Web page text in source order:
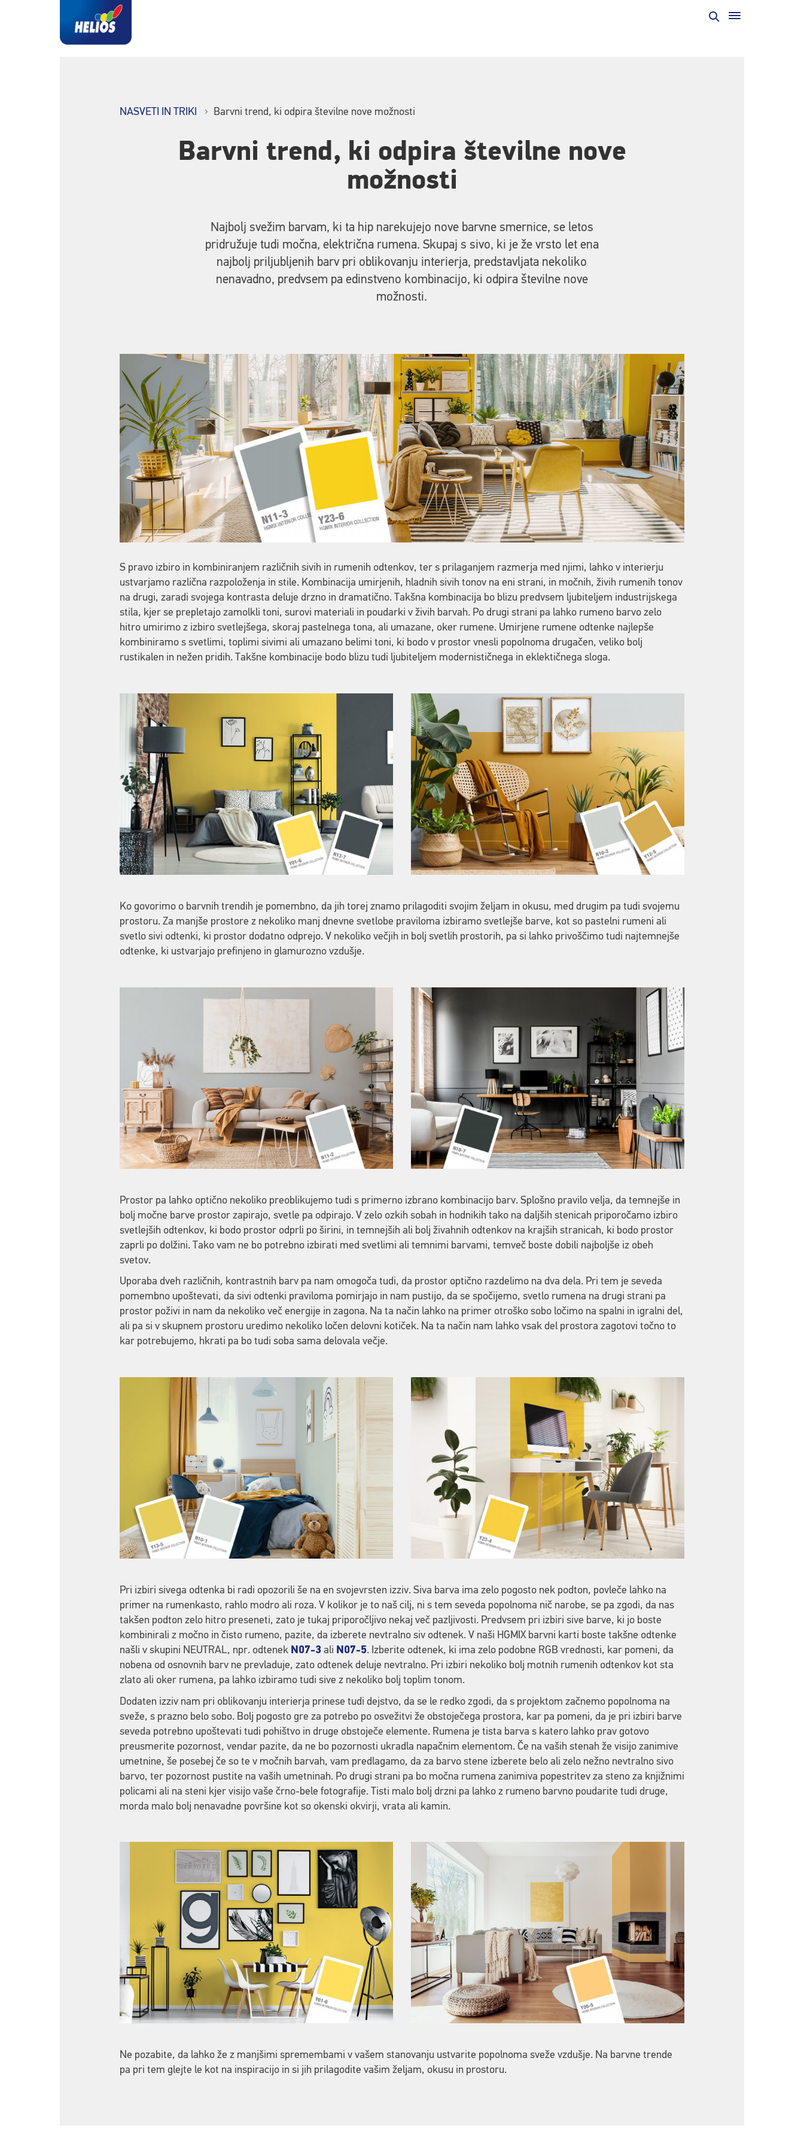
NASVETI IN TRIKI Barvni trend, ki odpira številne nove možnosti
Barvni trend, ki odpira številne nove
možnosti
Najbolj svežim barvam, ki ta hip narekujejo nove barvne smernice, se letos
pridružuje tudi močna, električna rumena. Skupaj s sivo, ki je že vrsto let ena
najbolj priljubljenih barv pri oblikovanju interierja, predstavljata nekoliko
nenavadno, predvsem pa edinstveno kombinacijo, ki odpira številne nove
možnosti.
S pravo izbiro in kombiniranjem različnih sivih in rumenih odtenkov, ter s prilaganjem razmerja med njimi, lahko v interierju
ustvarjamo različna razpoloženja in stile. Kombinacija umirjenih, hladnih sivih tonov na eni strani, in močnih, živih rumenih tonov
na drugi, zaradi svojega kontrasta deluje drzno in dramatično. Takšna kombinacija bo blizu predvsem ljubiteljem industrijskega
stila, kjer se prepletajo zamolkli toni, surovi materiali in poudarki v živih barvah. Po drugi strani pa lahko rumeno barvo zelo
hitro umirimo z izbiro svetlejšega, skoraj pastelnega tona, ali umazane, oker rumene. Umirjene rumene odtenke najlepše
kombiniramo s svetlimi, toplimi sivimi ali umazano belimi toni, ki bodo v prostor vnesli popolnoma drugačen, veliko bolj
rustikalen in nežen pridih. Takšne kombinacije bodo blizu tudi ljubiteljem modernističnega in eklektičnega sloga.
Ko govorimo o barvnih trendih je pomembno, da jih torej znamo prilagoditi svojim željam in okusu, med drugim pa tudi svojemu
prostoru. Za manjše prostore z nekoliko manj dnevne svetlobe praviloma izbiramo svetlejše barve, kot so pastelni rumeni ali
svetlo sivi odtenki, ki prostor dodatno odprejo. V nekoliko večjih in bolj svetlih prostorih, pa si lahko privoščimo tudi najtemnejše
odtenke, ki ustvarjajo prefinjeno in glamurozno vzdušje.
Prostor pa lahko optično nekoliko preoblikujemo tudi s primerno izbrano kombinacijo barv. Splošno pravilo velja, da temnejše in
bolj močne barve prostor zapirajo, svetle pa odpirajo. V zelo ozkih sobah in hodnikih tako na daljših stenicah priporočamo izbiro
svetlejših odtenkov, ki bodo prostor odprli po širini, in temnejših ali bolj živahnih odtenkov na krajših stranicah, ki bodo prostor
zaprli po dolžini. Tako vam ne bo potrebno izbirati med svetlimi ali temnimi barvami, temveč boste dobili najboljše iz obeh
svetov.
Uporaba dveh različnih, kontrastnih barv pa nam omogoča tudi, da prostor optično razdelimo na dva dela. Pri tem je seveda
pomembno upoštevati, da sivi odtenki praviloma pomirjajo in nam pustijo, da se spočijemo, svetlo rumena na drugi strani pa
prostor poživi in nam da nekoliko več energije in zagona. Na ta način lahko na primer otroško sobo ločimo na spalni in igralni del,
ali pa si v skupnem prostoru uredimo nekoliko ločen delovni kotiček. Na ta način nam lahko vsak del prostora zagotovi točno to
kar potrebujemo, hkrati pa bo tudi soba sama delovala večje.
Pri izbiri sivega odtenka bi radi opozorili še na en svojevrsten izziv. Siva barva ima zelo pogosto nek podton, povleče lahko na
primer na rumenkasto, rahlo modro ali roza. V kolikor je to naš cilj, ni s tem seveda popolnoma nič narobe, se pa zgodi, da nas
takšen podton zelo hitro preseneti, zato je tukaj priporočljivo nekaj več pazljivosti. Predvsem pri izbiri sive barve, ki jo boste
kombinirali z močno in čisto rumeno, pazite, da izberete nevtralno siv odtenek. V naši HGMIX barvni karti boste takšne odtenke
našli v skupini NEUTRAL, npr. odtenek N07-3 ali N07-5. Izberite odtenek, ki ima zelo podobne RGB vrednosti, kar pomeni, da
nobena od osnovnih barv ne prevladuje, zato odtenek deluje nevtralno. Pri izbiri nekoliko bolj motnih rumenih odtenkov kot sta
zlato ali oker rumena, pa lahko izbiramo tudi sive z nekoliko bolj toplim tonom.
Dodaten izziv nam pri oblikovanju interierja prinese tudi dejstvo, da se le redko zgodi, da s projektom začnemo popolnoma na
sveže, s prazno belo sobo. Bolj pogosto gre za potrebo po osvežitvi že obstoječega prostora, kar pa pomeni, da je pri izbiri barve
seveda potrebno upoštevati tudi pohištvo in druge obstoječe elemente. Rumena je tista barva s katero lahko prav gotovo
preusmerite pozornost, vendar pazite, da ne bo pozornosti ukradla napačnim elementom. Če na vaših stenah že visijo zanimive
umetnine, še posebej če so te v močnih barvah, vam predlagamo, da za barvo stene izberete belo ali zelo nežno nevtralno sivo
barvo, ter pozornost pustite na vaših umetninah. Po drugi strani pa bo močna rumena zanimiva popestritev za steno za knjižnimi
policami ali na steni kjer visijo vaše črno-bele fotografije. Tisti malo bolj drzni pa lahko z rumeno barvno poudarite tudi druge,
morda malo bolj nenavadne površine kot so okenski okvirji, vrata ali kamin.
Ne pozabite, da lahko že z manjšimi spremembami v vašem stanovanju ustvarite popolnoma sveže vzdušje. Na barvne trende
pa pri tem glejte le kot na inspiracijo in si jih prilagodite vašim željam, okusu in prostoru.